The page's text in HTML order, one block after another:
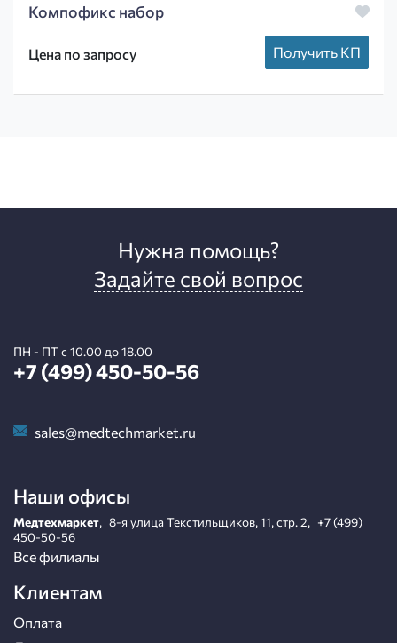
Компофикс набор
Цена по запросу Получить КП
Нужна помощь?
Задайте свой вопрос
ПН - ПТ с 10.00 до 18.00
+7 (499) 450-50-56
sales@medtechmarket.ru
Наши офисы
Медтехмаркет, 8-я улица Текстильщиков, 11, стр. 2, +7 (499)
450-50-56
Все филиалы
Клиентам
Оплата